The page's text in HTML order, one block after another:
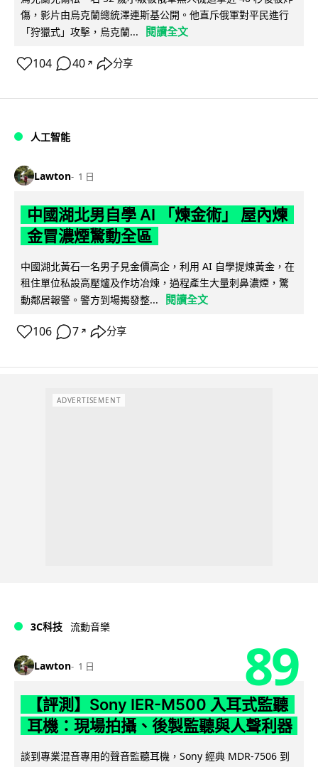
傷，影片由烏克蘭總統澤連斯基公開。他直斥俄軍對平民進行
「狩獵式」攻擊，烏克蘭...
閱讀全文
104 40 ↗ 分享
人工智能
Lawton 1 日
中國湖北男自學 AI 「煉金術」 屋內煉
金冒濃煙驚動全區
中國湖北黃石一名男子見金價高企，利用 AI 自學提煉黃金，在
租住單位私設高壓爐及作坊冶煉，過程產生大量刺鼻濃煙，驚
動鄰居報警。警方到場揭發整...
閱讀全文
106 7 ↗ 分享
ADVERTISEMENT
3C科技 流動音樂
Lawton 1 日 89
【評測】Sony IER-M500 入耳式監聽
耳機：現場拍攝、後製監聽與人聲利器
談到專業混音專用的聲音監聽耳機，Sony 經典 MDR-7506 到